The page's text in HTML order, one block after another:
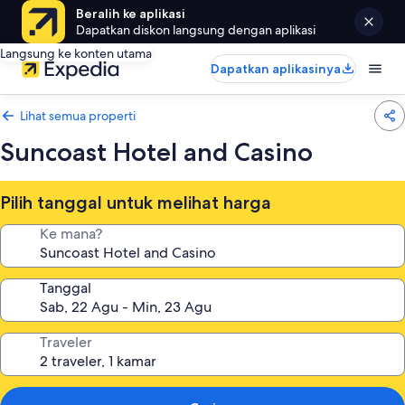
Beralih ke aplikasi
Dapatkan diskon langsung dengan aplikasi
Langsung ke konten utama
Dapatkan aplikasinya
Lihat semua properti
Suncoast Hotel and Casino
Pilih tanggal untuk melihat harga
Ke mana?
Tanggal
Traveler